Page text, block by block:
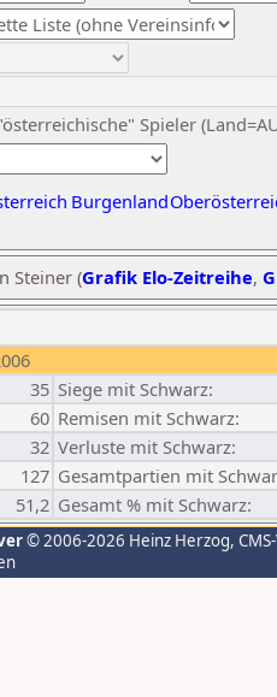
Spieler
Burgenland
Steiner (Grafik Elo-Zeitreihe,
35 Siege mit Schwarz:
60 Remisen mit Schwarz:
32 Verluste mit Schwarz:
127 Gesamtpartien mit
51,2 Gesamt % mit Schwarz:
© 2006-2026 Heinz Herzog,